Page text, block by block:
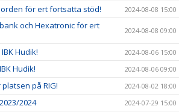
för ert fortsatta stöd! 2024-08-08 15:00
och Hexatronic för ert
2024-08-08 09:00
Hudik! 2024-08-06 15:00
Hudik! 2024-08-06 09:00
på RIG! 2024-08-02 18:00
2024 2024-07-29 15:00